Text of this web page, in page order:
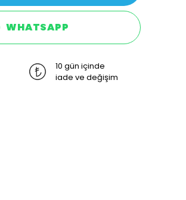
WHATSAPP
10 gün içinde
iade ve değişim